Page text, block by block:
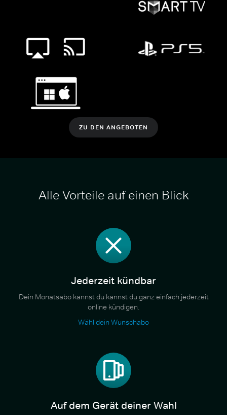
ZU DEN ANGEBOTEN
Alle Vorteile auf einen Blick
Jederzeit kündbar
Dein Monatsabo kannst du kannst du ganz einfach jederzeit
online kündigen.
Wähl dein Wunschabo
Auf dem Gerät deiner Wahl